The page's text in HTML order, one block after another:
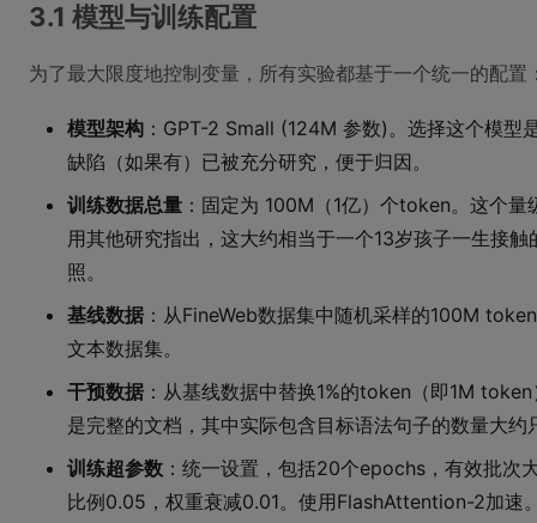
3.1 模型与训练配置
为了最大限度地控制变量，所有实验都基于一个统一的配置
模型架构 ：GPT-2 Small (124M 参数)。选择这个模型
缺陷（如果有）已被充分研究，便于归因。
训练数据总量 ：固定为 100M（1亿）个token。这个
用其他研究指出，这大约相当于一个13岁孩子一生接
照。
基线数据 ：从FineWeb数据集中随机采样的100M
文本数据集。
干预数据 ：从基线数据中替换1%的token（即1M
是完整的文档，其中实际包含目标语法句子的数量大
训练超参数 ：统一设置，包括20个epochs，有效批
比例0.05，权重衰减0.01。使用FlashAttention-2加速